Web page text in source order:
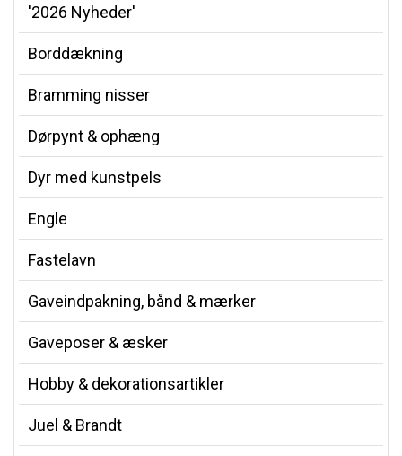
'2026 Nyheder'
Borddækning
Bramming nisser
Dørpynt & ophæng
Dyr med kunstpels
Engle
Fastelavn
Gaveindpakning, bånd & mærker
Gaveposer & æsker
Hobby & dekorationsartikler
Juel & Brandt